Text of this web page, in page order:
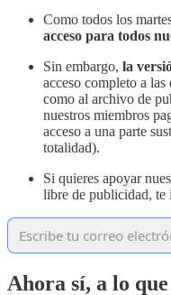
Como todos los
acceso para todos
Sin embargo, la
acceso completo a las
como al archivo de
nuestros miembros
acceso a una parte
totalidad).
Si quieres apoyar
libre de publicidad, te
Ahora sí, a lo